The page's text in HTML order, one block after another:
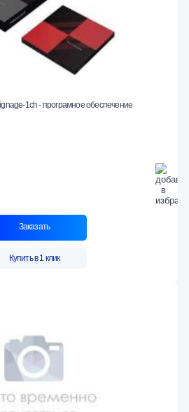
1ch - програмное обеспечение
Заказать
Купить в 1 клик